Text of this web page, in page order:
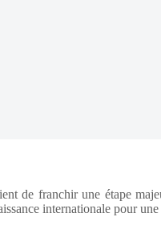
de franchir une étape
internationale pour